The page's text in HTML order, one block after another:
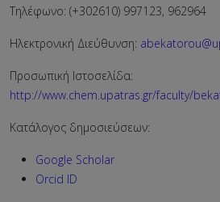
Τηλέφωνο: (+302610) 997123, 962964
Ηλεκτρονική Διεύθυνση:
Προσωπική Ιστοσελίδα:
http://www.chem.upatras.gr/faculty/
Κατάλογος δημοσιεύσεων:
Google Scholar
Orcid ID